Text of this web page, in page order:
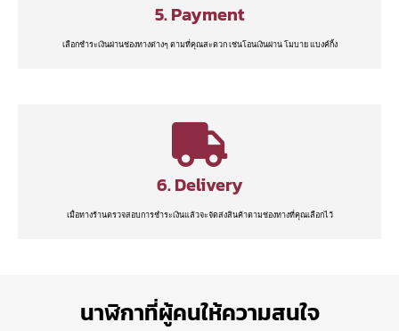
5. Payment
เลือกชำระเงินผ่านช่องทางต่างๆ ตามที่คุณสะดวก เช่นโอนเงินผ่าน โมบาย แบงค์กิ้ง
6. Delivery
เมื่อทางร้านตรวจสอบการชำระเงินแล้วจะจัดส่งสินค้าตามช่องทางที่คุณเลือกไว้
นาฬิกาที่ผู้คนให้ความสนใจ